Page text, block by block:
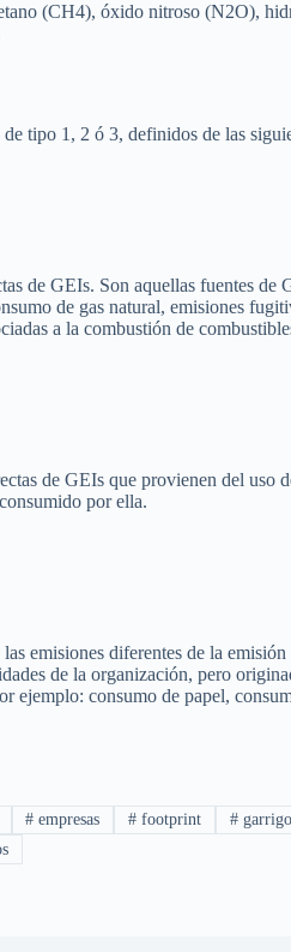
(CH4), óxido nitroso (N2O),
tipo 1, 2 ó 3, definidos de las
de GEIs. Son aquellas fuentes
de gas natural, emisiones
a la combustión de
de GEIs que provienen del uso
por ella.
las emisiones diferentes de la
de la organización, pero
ejemplo: consumo de papel,
# empresas # footprint #